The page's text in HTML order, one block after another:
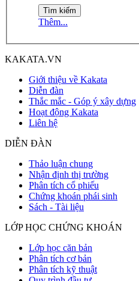
Thêm...
KAKATA.VN
Giới thiệu về Kakata
Diễn đàn
Thắc mắc - Góp ý xây dựng
Hoạt động Kakata
Liên hệ
DIỄN ĐÀN
Thảo luận chung
Nhận định thị trường
Phân tích cổ phiếu
Chứng khoán phái sinh
Sách - Tài liệu
LỚP HỌC CHỨNG KHOÁN
Lớp học căn bản
Phân tích cơ bản
Phân tích kỹ thuật